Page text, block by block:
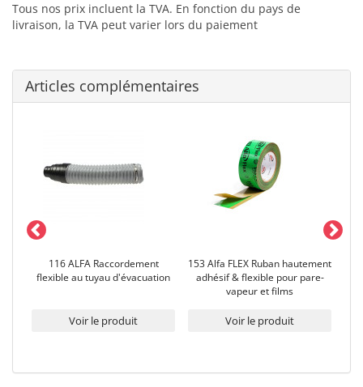
Tous nos prix incluent la TVA. En fonction du pays de
livraison, la TVA peut varier lors du paiement
Articles complémentaires
116 ALFA Raccordement
flexible au tuyau d'évacuation
Voir le produit
153 Alfa FLEX Ruban hautement
adhésif & flexible pour pare-
vapeur et films
Voir le produit